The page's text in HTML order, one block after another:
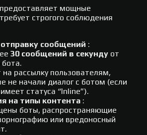
мощные
строгого соблюдения
сообщений :
30 сообщений в секунду от
бота.
на рассылку пользователям,
не начали диалог с ботом (если
статуса “Inline”).
на типы контента :
боты, распространяющие
или вредоносный